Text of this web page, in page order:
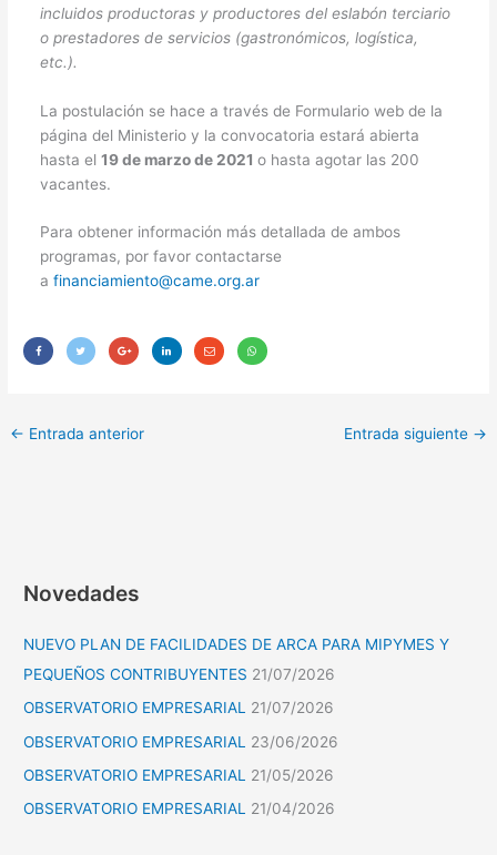
incluidos productoras y productores del eslabón terciario
o prestadores de servicios (gastronómicos, logística,
etc.).
La postulación se hace a través de Formulario web de la
página del Ministerio y la convocatoria estará abierta
hasta el19 de marzo de 2021o hasta agotar las 200
vacantes.
Para obtener información más detallada de ambos
programas, por favor contactarse
afinanciamiento@came.org.ar
← Entrada anterior Entrada siguiente →
Novedades
NUEVO PLAN DE FACILIDADES DE ARCA PARA MIPYMES Y
PEQUEÑOS CONTRIBUYENTES 21/07/2026
OBSERVATORIO EMPRESARIAL
21/07/2026
OBSERVATORIO EMPRESARIAL
23/06/2026
OBSERVATORIO EMPRESARIAL
21/05/2026
OBSERVATORIO EMPRESARIAL 21/04/2026